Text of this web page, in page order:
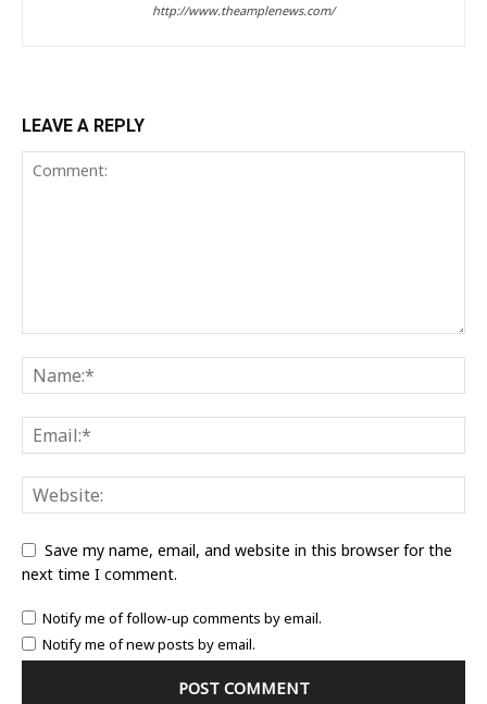
http://www.theamplenews.com/
LEAVE A REPLY
Save my name, email, and website in this browser for the
next time I comment.
Notify me of follow-up comments by email.
Notify me of new posts by email.